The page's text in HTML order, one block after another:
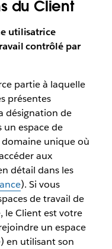
du Client
utilisatrice
contrôlé par
partie à laquelle
présentes
désignation de
un espace de
domaine unique où
aux
détail dans les
). Si vous
de travail de
le Client est votre
un espace
en utilisant son